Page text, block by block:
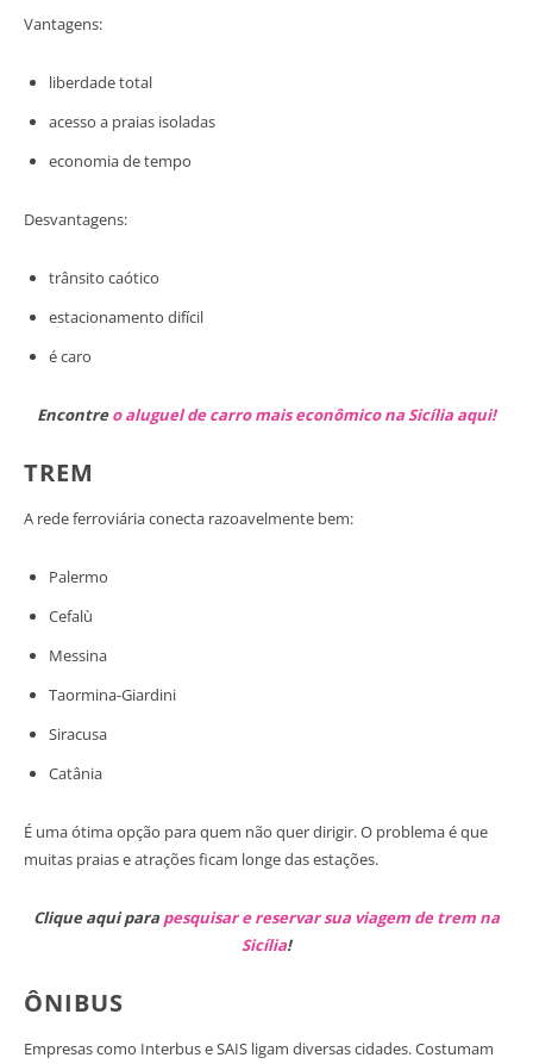
Vantagens:
liberdade total
acesso a praias isoladas
economia de tempo
Desvantagens:
trânsito caótico
estacionamento difícil
é caro
Encontreo aluguel de carro mais econômico na Sicília aqui!
TREM
A rede ferroviária conecta razoavelmente bem:
Palermo
Cefalù
Messina
Taormina-Giardini
Siracusa
Catânia
É uma ótima opção para quem não quer dirigir. O problema é que
muitas praias e atrações ficam longe das estações.
Clique aqui para pesquisar e reservar sua viagem de trem na
Sicília!
ÔNIBUS
Empresas como Interbus e SAIS ligam diversas cidades. Costumam